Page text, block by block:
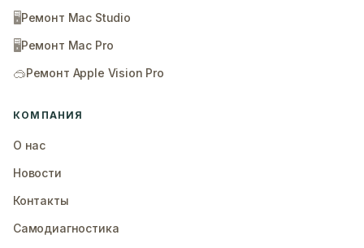
🖥️Ремонт Mac Studio
🖥️Ремонт Mac Pro
🥽Ремонт Apple Vision Pro
КОМПАНИЯ
О нас
Новости
Контакты
Самодиагностика